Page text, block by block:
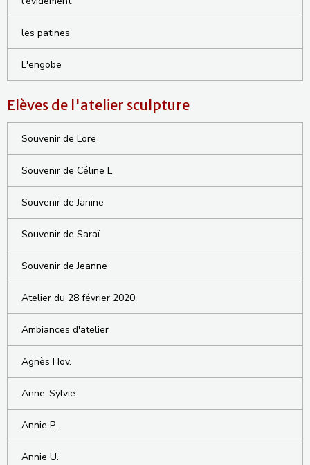
les patines
L'engobe
Elèves de l'atelier sculpture
Souvenir de Lore
Souvenir de Céline L.
Souvenir de Janine
Souvenir de Saraï
Souvenir de Jeanne
Atelier du 28 février 2020
Ambiances d'atelier
Agnès Hov.
Anne-Sylvie
Annie P.
Annie U.